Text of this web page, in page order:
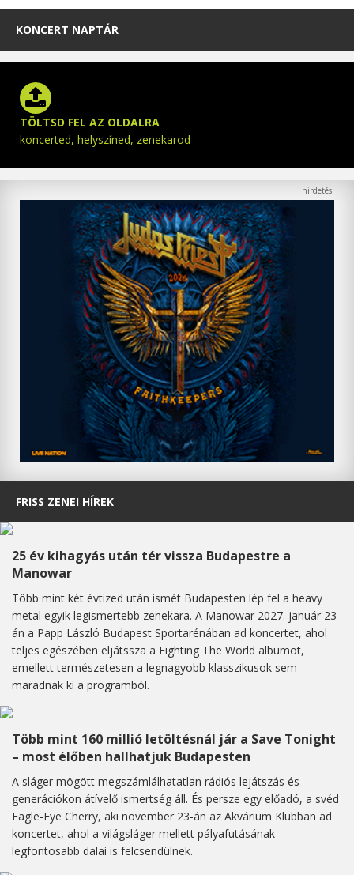
KONCERT NAPTÁR
TÖLTSD FEL AZ OLDALRA
koncerted, helyszíned, zenekarod
FRISS ZENEI HÍREK
25 év kihagyás után tér vissza Budapestre a
Manowar
Több mint két évtized után ismét Budapesten lép fel a heavy
metal egyik legismertebb zenekara. A Manowar 2027. január 23-
án a Papp László Budapest Sportarénában ad koncertet, ahol
teljes egészében eljátssza a Fighting The World albumot,
emellett természetesen a legnagyobb klasszikusok sem
maradnak ki a programból.
Több mint 160 millió letöltésnál jár a Save Tonight
– most élőben hallhatjuk Budapesten
A sláger mögött megszámlálhatatlan rádiós lejátszás és
generációkon átívelő ismertség áll. És persze egy előadó, a svéd
Eagle-Eye Cherry, aki november 23-án az Akvárium Klubban ad
koncertet, ahol a világsláger mellett pályafutásának
legfontosabb dalai is felcsendülnek.